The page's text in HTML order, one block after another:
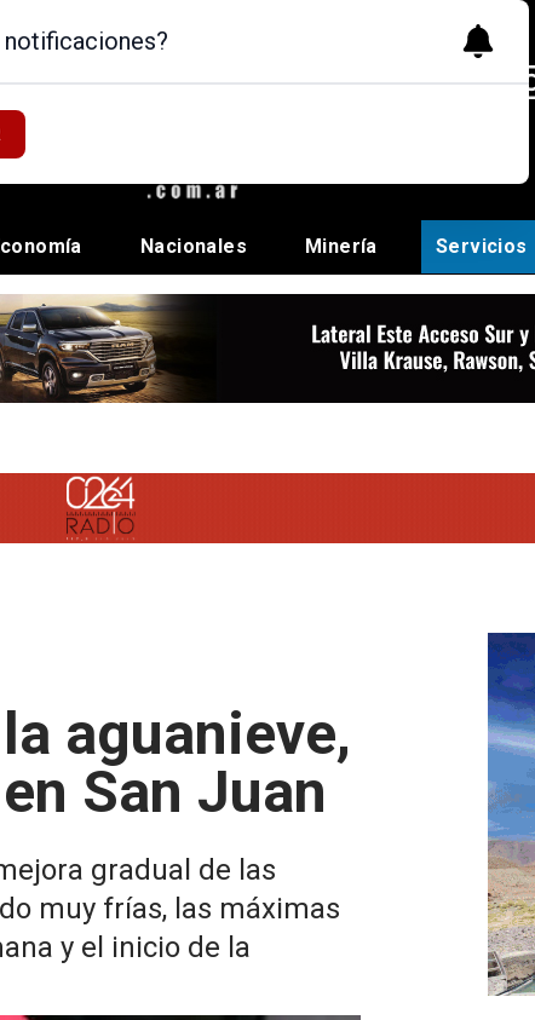
Nacionales Minería Servicios
aguanieve,
San Juan
gradual de las
muy frías, las máximas
y el inicio de la
notificaciones?